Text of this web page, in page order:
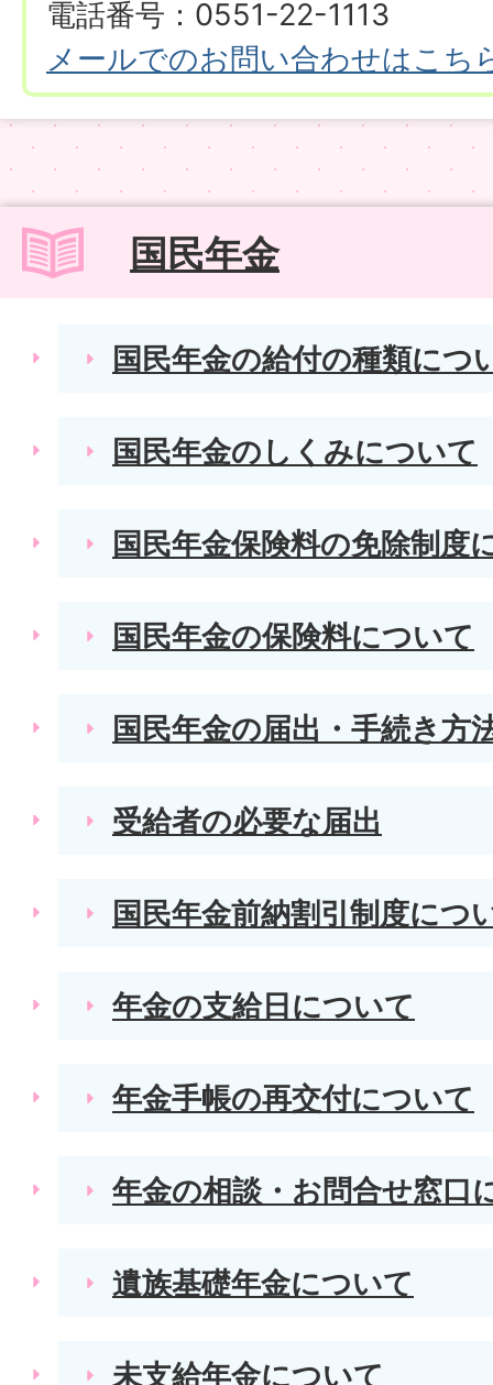
電話番号：0551-22-1113
メールでのお問い合わせはこち
国民年金
国民年金の給付の種類につ
国民年金のしくみについて
国民年金保険料の免除制度
国民年金の保険料について
国民年金の届出・手続き方
受給者の必要な届出
国民年金前納割引制度につ
年金の支給日について
年金手帳の再交付について
年金の相談・お問合せ窓口
遺族基礎年金について
未支給年金について